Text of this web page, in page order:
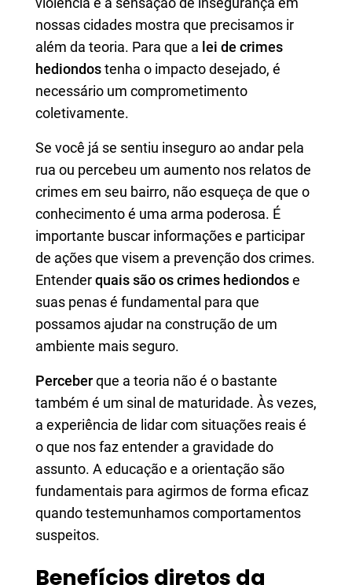
nossas cidades mostra que precisamos ir
além da teoria. Para que a lei de crimes
hediondostenha o impacto desejado, é
necessário um comprometimento
coletivamente.
Se você já se sentiu inseguro ao andar pela
rua ou percebeu um aumento nos relatos de
crimes em seu bairro, não esqueça de que o
conhecimento é uma arma poderosa. É
importante buscar informações e participar
de ações que visem a prevenção dos crimes.
Entenderquais são os crimes hediondose
suas penas é fundamental para que
possamos ajudar na construção de um
ambiente mais seguro.
Perceberque a teoria não é o bastante
também é um sinal de maturidade. Às vezes,
a experiência de lidar com situações reais é
o que nos faz entender a gravidade do
assunto. A educação e a orientação são
fundamentais para agirmos de forma eficaz
quando testemunhamos comportamentos
suspeitos.
Benefícios diretos da